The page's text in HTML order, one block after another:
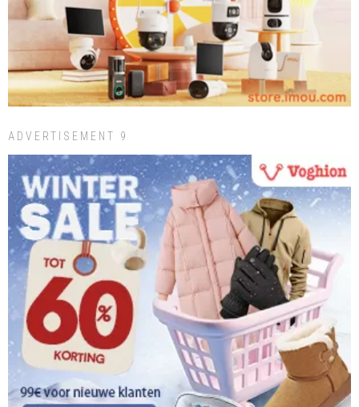
ADVERTISEMENT 9